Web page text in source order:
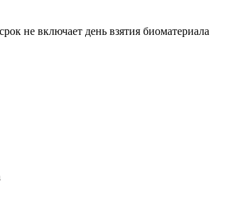
не включает день взятия биоматериала